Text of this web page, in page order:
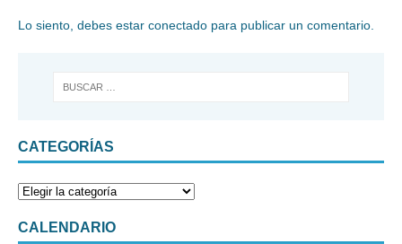
Lo siento, debes estar conectado para publicar un comentario.
CATEGORÍAS
CALENDARIO